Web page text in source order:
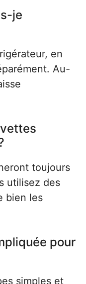
je
en
Au-
toujours
utilisez des
bien les
pour
simples et